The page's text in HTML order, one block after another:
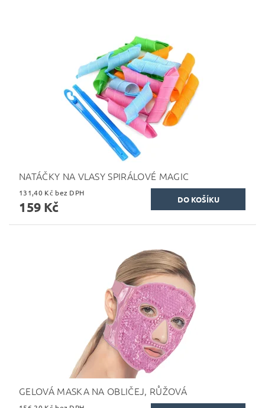
NATÁČKY NA VLASY SPIRÁLOVÉ MAGIC
131,40 Kč bez DPH
159 Kč
GELOVÁ MASKA NA OBLIČEJ, RŮŽOVÁ